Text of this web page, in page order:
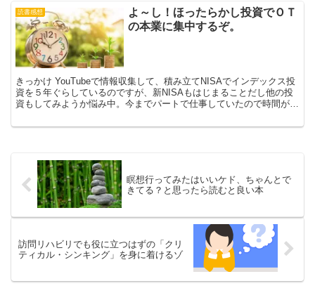
読書感想
よ～し！ほったらかし投資でＯＴ
の本業に集中するぞ。
きっかけ YouTubeで情報収集して、積み立てNISAでインデックス投
資を５年ぐらしているのですが、新NISAもはじまることだし他の投
資もしてみようか悩み中。今までパートで仕事していたので時間があ
瞑想行ってみたはいいケド、ちゃんとで
きてる？と思ったら読むと良い本
訪問リハビリでも役に立つはずの「クリ
ティカル・シンキング」を身に着けるゾ